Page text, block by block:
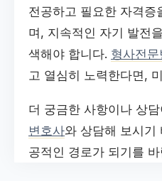
전공하고 필요한 자격
며, 지속적인 자기 발전
색해야 합니다. 형사전
고 열심히 노력한다면,
더 궁금한 사항이나 상
변호사와 상담해 보시기
공적인 경로가 되기를